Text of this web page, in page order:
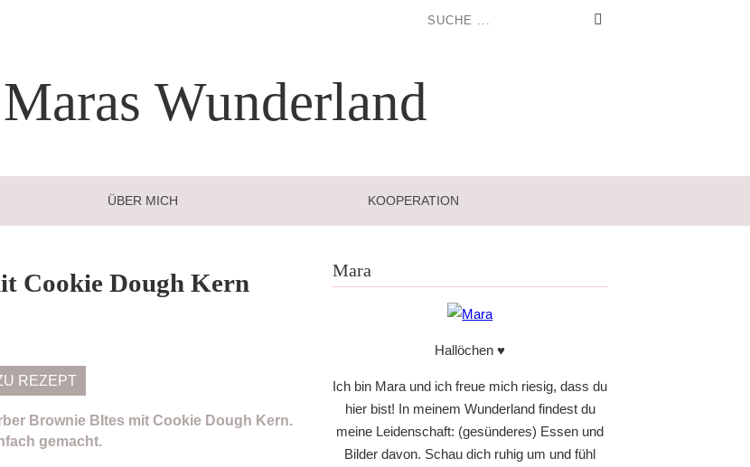
Maras Wunderland
ÜBER MICH KOOPERATION
Cookie Dough Kern
REZEPT
Mara
Hallöchen ♥
Ich bin Mara und ich freue mich riesig, dass du
hier bist! In meinem Wunderland findest du
meine Leidenschaft: (gesünderes) Essen und
Bilder davon. Schau dich ruhig um und fühl